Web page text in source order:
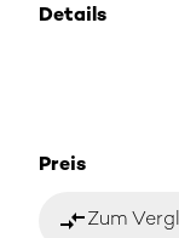
Details
Preis
compare_arrowsZum